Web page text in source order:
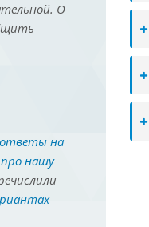
О
ответы на
про нашу